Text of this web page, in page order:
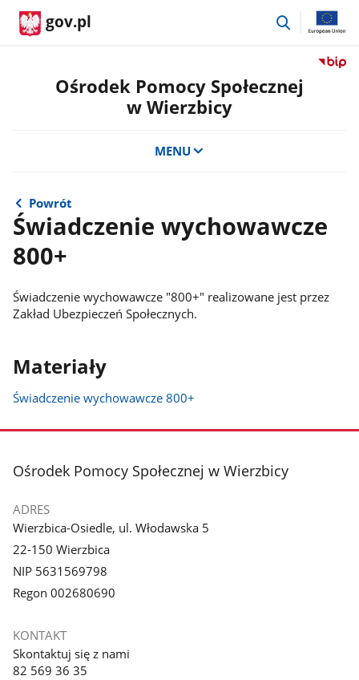
gov.pl
przejdź
Przejdź
Ośrodek Pomocy Społecznej
w Wierzbicy
MENU
Powrót
Świadczenie wychowawcze
800+
Świadczenie wychowawcze "800+" realizowane jest przez
Zakład Ubezpieczeń Społecznych.
Materiały
Świadczenie wychowawcze 800+
stopka
Ośrodek Pomocy Społecznej w Wierzbicy
ADRES
Wierzbica-Osiedle, ul. Włodawska 5
22-150 Wierzbica
NIP 5631569798
Regon 002680690
KONTAKT
Skontaktuj się z nami
82 569 36 35